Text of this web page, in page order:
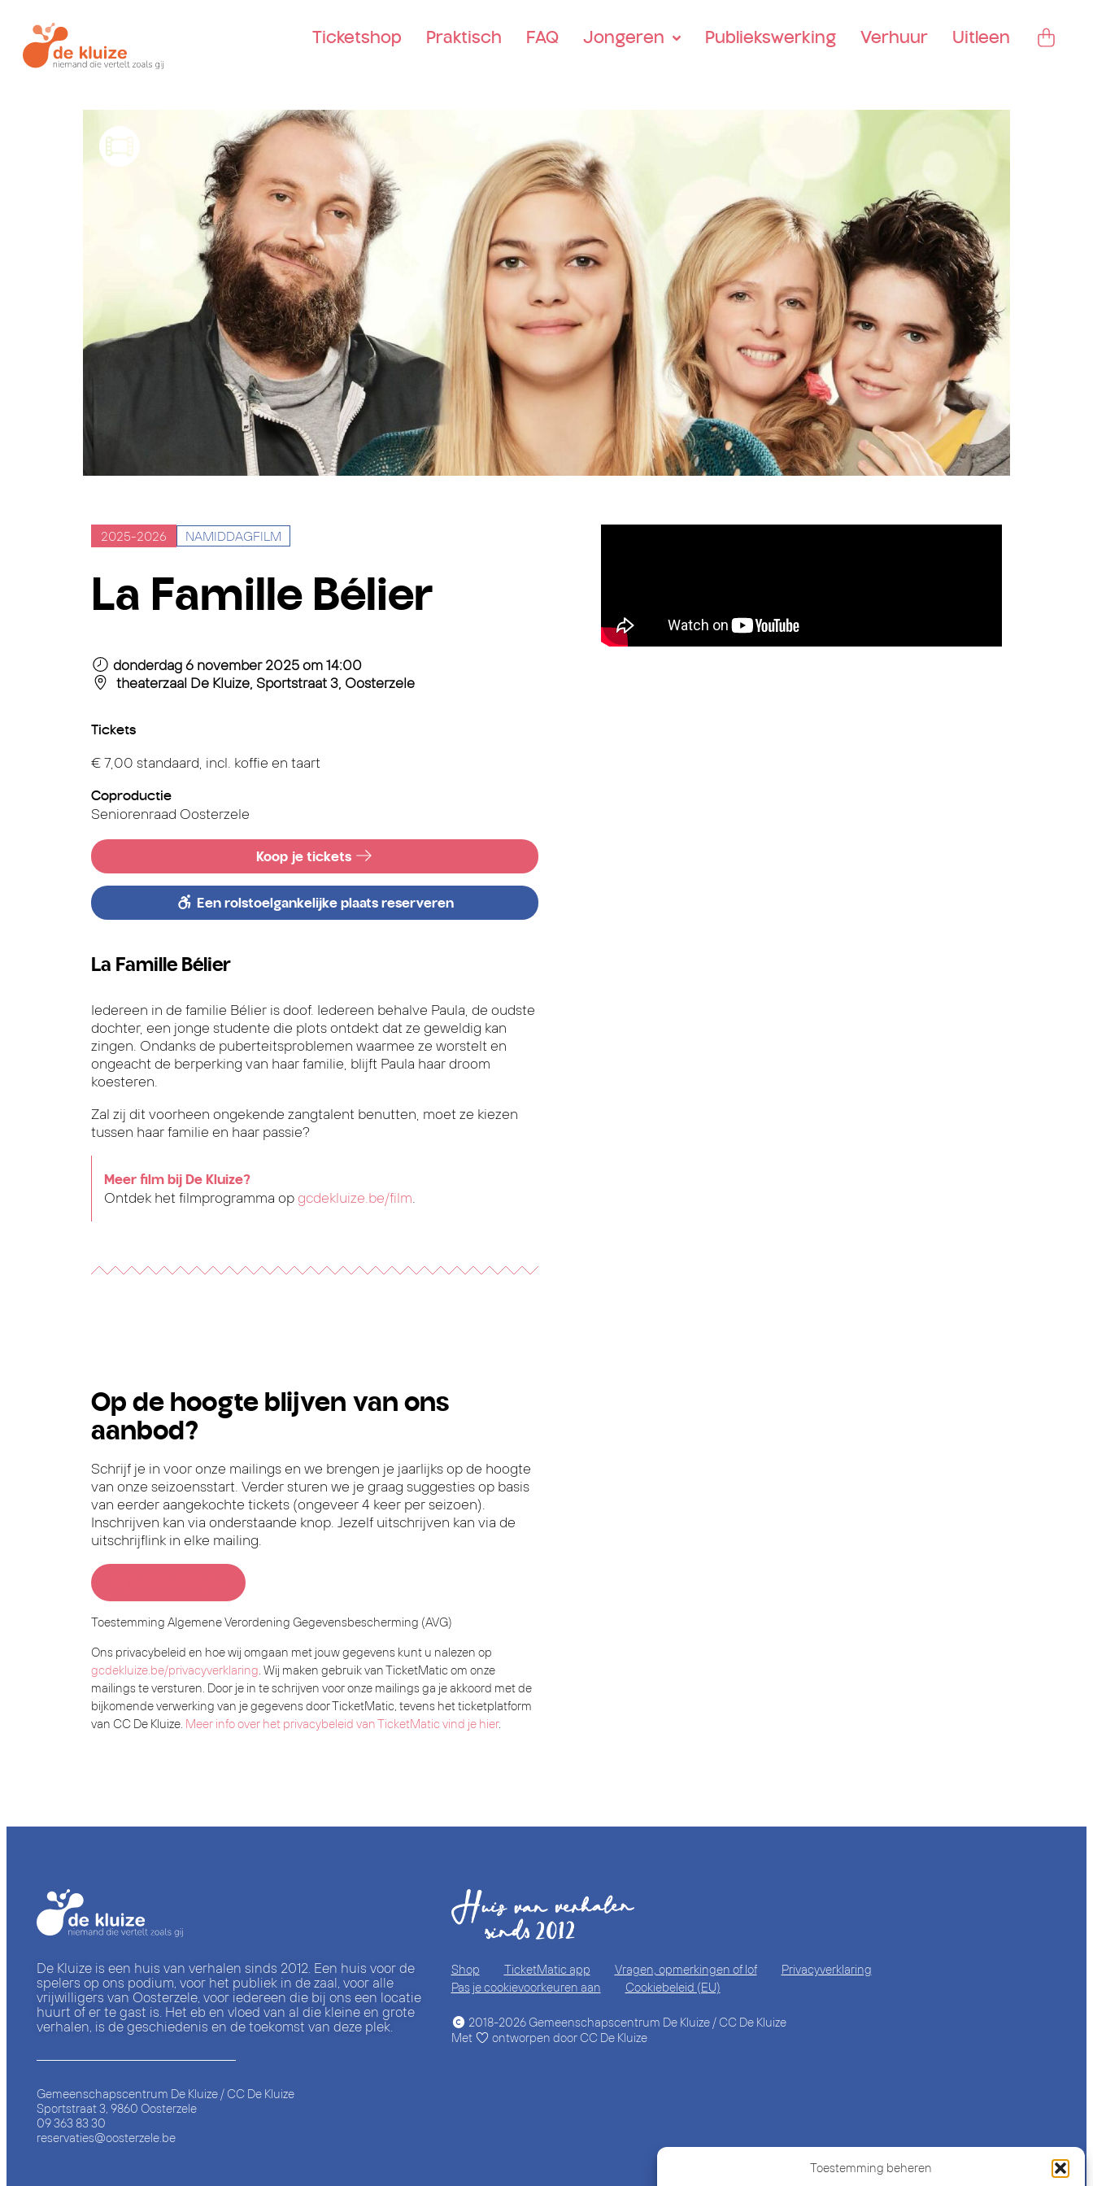
Toestemming beheren
Ticketshop Praktisch FAQ Jongeren Publiekswerking Verhuur Uitleen
2025-2026 NAMIDDAGFILM
La Famille Bélier
donderdag 6 november 2025om 14:00
theaterzaal De Kluize, Sportstraat 3, Oosterzele
Tickets
€ 7,00 standaard, incl. koffie en taart
Coproductie
Seniorenraad Oosterzele
Koop je tickets
Een rolstoelgankelijke plaats reserveren
La Famille Bélier
Iedereen in de familie Bélier is doof. Iedereen behalve Paula, de oudste
dochter, een jonge studente die plots ontdekt dat ze geweldig kan
zingen. Ondanks de puberteitsproblemen waarmee ze worstelt en
ongeacht de berperking van haar familie, blijft Paula haar droom
koesteren.
Zal zij dit voorheen ongekende zangtalent benutten, moet ze kiezen
tussen haar familie en haar passie?
Meer film bij De Kluize?
Ontdek het filmprogramma opgcdekluize.be/film.
Op de hoogte blijven van ons
aanbod?
Schrijf je in voor onze mailings en we brengen je jaarlijks op de hoogte
van onze seizoensstart. Verder sturen we je graag suggesties op basis
van eerder aangekochte tickets (ongeveer 4 keer per seizoen).
Inschrijven kan via onderstaande knop. Jezelf uitschrijven kan via de
uitschrijflink in elke mailing.
Toestemming Algemene Verordening Gegevensbescherming (AVG)
Ons privacybeleid en hoe wij omgaan met jouw gegevens kunt u nalezen op
gcdekluize.be/privacyverklaring. Wij maken gebruik van TicketMatic om onze
mailings te versturen. Door je in te schrijven voor onze mailings ga je akkoord met de
bijkomende verwerking van je gegevens door TicketMatic, tevens het ticketplatform
van CC De Kluize. Meer info over het privacybeleid van TicketMatic vind je hier.
De Kluize is een huis van verhalen sinds 2012. Een huis voor de
spelers op ons podium, voor het publiek in de zaal, voor alle
vrijwilligers van Oosterzele, voor iedereen die bij ons een locatie
huurt of er te gast is. Het eb en vloed van al die kleine en grote
verhalen, is de geschiedenis en de toekomst van deze plek.
Gemeenschapscentrum De Kluize / CC De Kluize
Sportstraat 3, 9860 Oosterzele
09 363 83 30
reservaties@oosterzele.be
Shop TicketMatic app Vragen, opmerkingen of lof
Privacyverklaring
Pas je cookievoorkeuren aan
Cookiebeleid (EU)
2018-2026 Gemeenschapscentrum De Kluize / CC De Kluize
Met
ontworpen door CC De Kluize